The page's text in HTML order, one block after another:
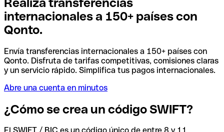
internacionales a 150+ países con
Qonto.
Envía transferencias internacionales a 150+ países con
Qonto. Disfruta de tarifas competitivas, comisiones claras
y un servicio rápido. Simplifica tus pagos internacionales.
Abre una cuenta en minutos
¿Cómo se crea un código SWIFT?